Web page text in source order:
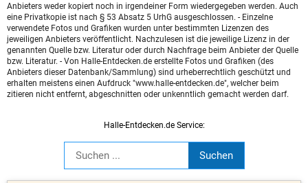
Anbieters weder kopiert noch in irgendeiner Form wiedergegeben werden. Auch
eine Privatkopie ist nach § 53 Absatz 5 UrhG ausgeschlossen. - Einzelne
verwendete Fotos und Grafiken wurden unter bestimmten Lizenzen des
jeweiligen Anbieters veröffentlicht. Nachzulesen ist die jeweilige Lizenz in der
genannten Quelle bzw. Literatur oder durch Nachfrage beim Anbieter der Quelle
bzw. Literatur. - Von Halle-Entdecken.de erstellte Fotos und Grafiken (des
Anbieters dieser Datenbank/Sammlung) sind urheberrechtlich geschützt und
erhalten meistens einen Aufdruck "www.halle-entdecken.de", welcher beim
zitieren nicht entfernt, abgeschnitten oder unkenntlich gemacht werden darf.
Halle-Entdecken.de Service: